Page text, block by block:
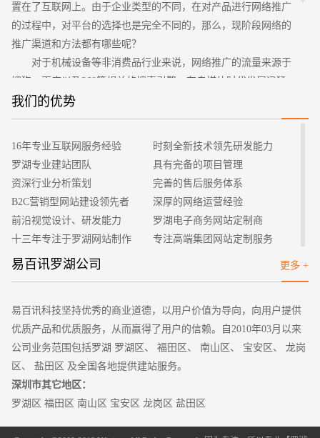
置在了互联网上。由于企业类型的不同，在对产品进行网络推广
的过程中，对平台的选择也是完全不同的，那么，现阶段网络的
推广渠道和方法都有哪些呢？
对于机械设备等非消费品行业来说，网络推广的流量来源于
搜狗、百度以及360等相关的搜索引擎，在自媒体时代发展迅猛
的状况下，更需要这种非消费品行业进行信息流的分散，打造自
身品牌特点，有效的对产品进行溢价，形成有效的行业壁垒。
形式，更是一个企业的门面和招牌，由于现阶段企业对于品牌的
缺乏重视，使得消费者对其的认可度越来越低，文不符实的广告
文案宣传，让消费者多感到大失所望。只有有效的提升品牌的效
益，才可以进行更好的网络宣传。
4、在推广手法的应用上，也要注重客户的需求，抓住产品
的宣传点，进行有力的展示，切不可断章取义，从而得不偿失。
这不仅是宣传文案上需要注意的，更是在企业发展的细节中需要
我们认真把控的。只有进行良性的宣传，才可以得到最好的推
以上是网络宣传中常常使用的方式，个人认为，在网络推广
我们的优势
16年专业互联网服务经验
罗湖专业建站团队
资深行业分析策划
B2C营销型网站建设领先者
前沿视觉设计、研发能力
十三年专注于罗湖网站制作
客户的满意是我们唯一的宗旨
时刻全新技术领先研发能力
具有完备的项目管理
完善的售后服务体系
深厚的网络运营经验
罗湖电子商务网站定制商
专注高端集团网站定制服务
更多 +
易百讯罗湖公司
易百讯科技坚持优秀的商业道德，以用户价值为导向，向用户提供
优质产品和优质服务，从而赢得了用户的信赖。自2010年03月以来
公司业务范围包括罗湖 罗湖区、 福田区、 南山区、 宝安区、 龙岗
区、 盐田区 及全国各地提供建站服务。
深圳市其它地区：
罗湖区 福田区 南山区 宝安区 龙岗区 盐田区
招标项目